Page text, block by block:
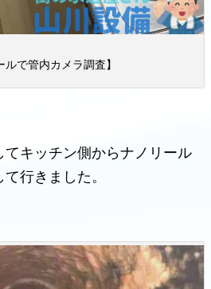
ルで管内カメラ調査】
キッチン側からナノリール
行きました。